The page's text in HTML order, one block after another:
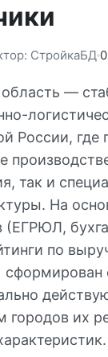
СтройкаБД
—
России, где
так и
На
(ЕГРЮЛ,
по
сформирован
городов их